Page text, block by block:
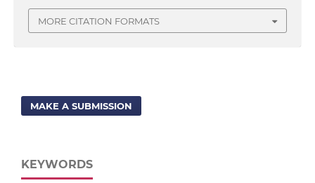
MORE CITATION FORMATS
MAKE A SUBMISSION
KEYWORDS